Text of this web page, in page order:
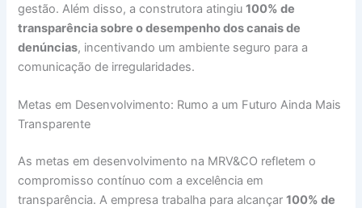
gestão. Além disso, a construtora atingiu100% de
transparência sobre o desempenho dos canais de
denúncias, incentivando um ambiente seguro para a
comunicação de irregularidades.
Metas em Desenvolvimento: Rumo a um Futuro Ainda Mais
Transparente
As metas em desenvolvimento na MRV&CO refletem o
compromisso contínuo com a excelência em
transparência. A empresa trabalha para alcançar100% de